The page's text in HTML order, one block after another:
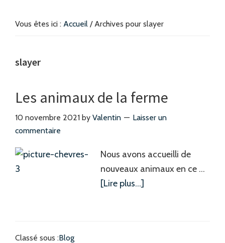
Vous êtes ici : Accueil /Archives pour slayer
slayer
Les animaux de la ferme
10 novembre 2021 by Valentin
Laisser un
commentaire
Nous avons accueilli de
nouveaux animaux en ce …
[Lire plus...]
Classé sous :Blog